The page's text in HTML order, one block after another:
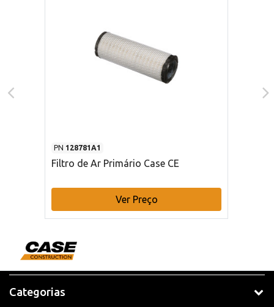
PN 128781A1
Filtro de Ar Primário Case CE
Ver Preço
Categorias